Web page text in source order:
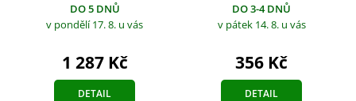
DO 5 DNŮ
v pondělí 17. 8. u vás
1 287 Kč
DETAIL
DO 3-4 DNŮ
v pátek 14. 8. u vás
356 Kč
DETAIL